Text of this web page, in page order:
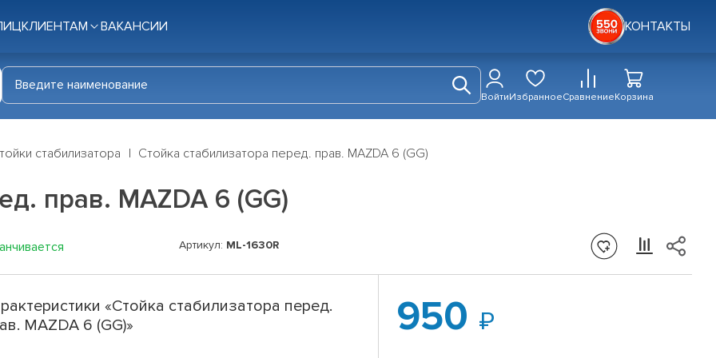
КЛИЕНТАМ ВАКАНСИИ КОНТАКТЫ
ВойтиИзбранноеСравнениеКорзина
стабилизатора Стойка стабилизатора перед. прав. MAZDA 6 (GG)
прав. MAZDA 6 (GG)
Артикул: ML-1630R
«Стойка стабилизатора перед.
MAZDA 6 (GG)»
950